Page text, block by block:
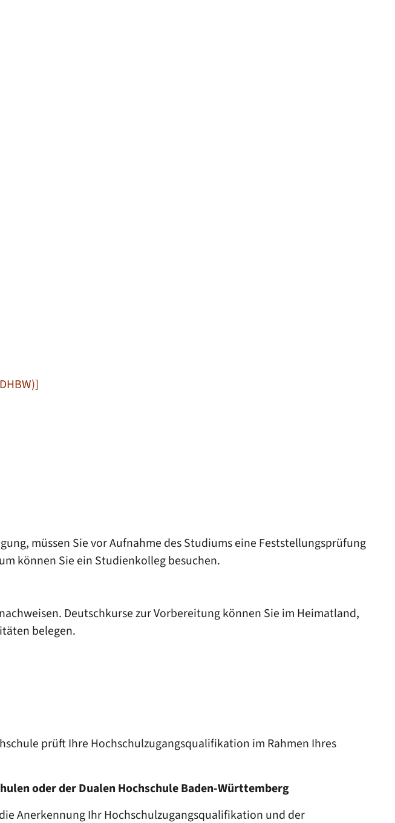
müssen Sie vor Aufnahme des Studiums eine Feststellungsprüfung
können Sie ein Studienkolleg besuchen.
Deutschkurse zur Vorbereitung können Sie im Heimatland,
belegen.
prüft Ihre Hochschulzugangsqualifikation im Rahmen Ihres
oder der Dualen Hochschule Baden-Württemberg
Anerkennung Ihr Hochschulzugangsqualifikation und der